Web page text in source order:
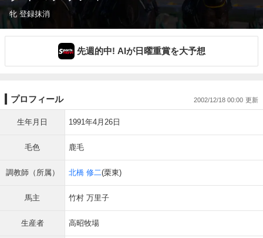
牝 登録抹消
先週的中! AIが日曜重賞を大予想
プロフィール 2002/12/18 00:00
生年月日 1991年4月26日
毛色 鹿毛
調教師（所属） 北橋 修二(栗東)
馬主 竹村 万里子
生産者 高昭牧場